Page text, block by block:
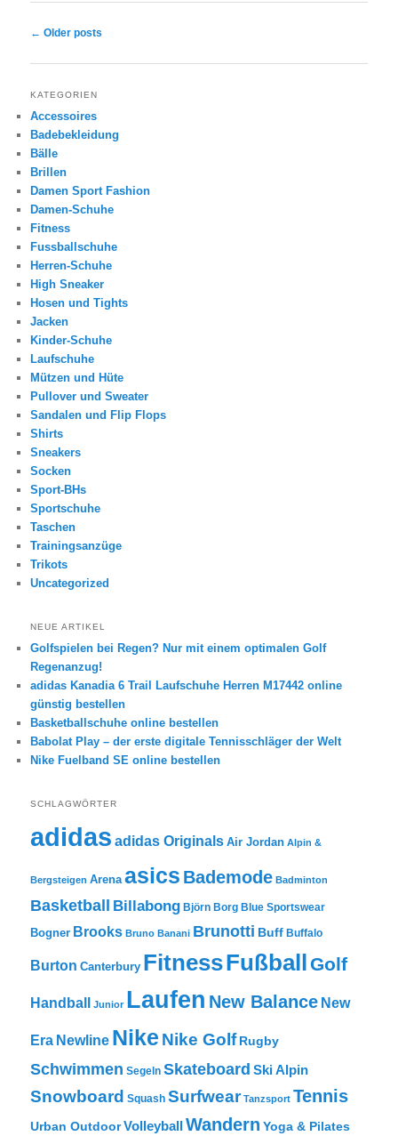
Post navigation
← Older posts
KATEGORIEN
Accessoires
Badebekleidung
Bälle
Brillen
Damen Sport Fashion
Damen-Schuhe
Fitness
Fussballschuhe
Herren-Schuhe
High Sneaker
Hosen und Tights
Jacken
Kinder-Schuhe
Laufschuhe
Mützen und Hüte
Pullover und Sweater
Sandalen und Flip Flops
Shirts
Sneakers
Socken
Sport-BHs
Sportschuhe
Taschen
Trainingsanzüge
Trikots
Uncategorized
NEUE ARTIKEL
Golfspielen bei Regen? Nur mit einem optimalen Golf
Regenanzug!
adidas Kanadia 6 Trail Laufschuhe Herren M17442 online
günstig bestellen
Basketballschuhe online bestellen
Babolat Play – der erste digitale Tennisschläger der Welt
Nike Fuelband SE online bestellen
SCHLAGWÖRTER
adidas adidas Originals Air Jordan Alpin &
Bergsteigen Arena asics Bademode Badminton
Basketball Billabong Björn Borg Blue Sportswear
Bogner Brooks Bruno Banani Brunotti Buff Buffalo
Burton Canterbury FitnessFußball Golf
Handball Junior Laufen New Balance New
Era Newline Nike Nike Golf Rugby
Schwimmen Segeln Skateboard Ski Alpin
Snowboard Squash Surfwear Tanzsport Tennis
Urban OutdoorVolleyballWandern Yoga & Pilates